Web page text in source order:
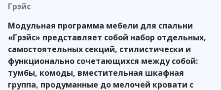
Грэйс
Модульная программа мебели для спальни
«Грэйс» представляет собой набор отдельных,
самостоятельных секций, стилистически и
функционально сочетающихся между собой:
тумбы, комоды, вместительная шкафная
группа, продуманные до мелочей кровати с